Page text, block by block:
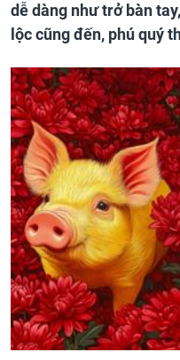
dễ dàng như trở bàn
lộc cũng đến, phú quý